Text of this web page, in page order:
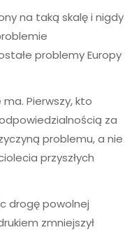
na taką skalę i nigdy
problemy Europy
Pierwszy, kto
za
problemu, a nie
przyszłych
drogę powolnej
zmniejszył